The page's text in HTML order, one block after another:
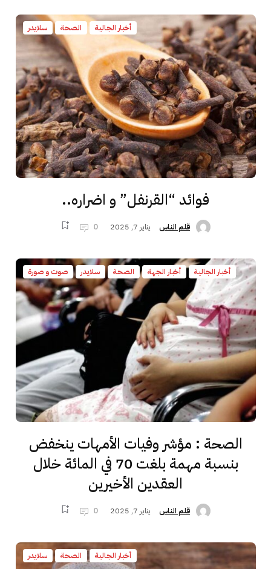
أخبار الجالية الصحة سلايدر
فوائد “القرنفل” و اضراره..
قلم الناس يناير 7, 2025 0
أخبار الجالية أخبار الجهة الصحة سلايدر صوت و صورة
الصحة : مؤشر وفيات الأمهات ينخفض
بنسبة مهمة بلغت 70 في المائة خلال
العقدين الأخيرين
قلم الناس يناير 7, 2025 0
أخبار الجالية الصحة سلايدر